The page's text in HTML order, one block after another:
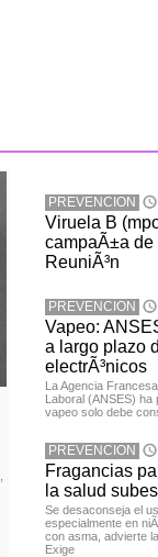
PREVENCION
Viruela B
campaÃ±a de
ReuniÃ³n
PREVENCION
Vapeo:
a largo plazo
electrÃ³nicos
La Agencia
Laboral (ANSES) ha
vapeo solo debe
PREVENCION
Fragancias
la salud
Se desaconseja el
especialmente en
con asma, advierte
Exige